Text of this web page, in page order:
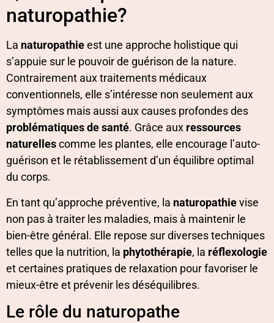
naturopathie?
La naturopathieest une approche holistique qui
s’appuie sur le pouvoir de guérison de la nature.
Contrairement aux traitements médicaux
conventionnels, elle s’intéresse non seulement aux
symptômes mais aussi aux causes profondes des
problématiques de santé. Grâce aux ressources
naturellescomme les plantes, elle encourage l’auto-
guérison et le rétablissement d’un équilibre optimal
du corps.
En tant qu’approche préventive, la naturopathievise
non pas à traiter les maladies, mais à maintenir le
bien-être général. Elle repose sur diverses techniques
telles que la nutrition, la phytothérapie, la réflexologie
et certaines pratiques de relaxation pour favoriser le
mieux-être et prévenir les déséquilibres.
Le rôle du naturopathe